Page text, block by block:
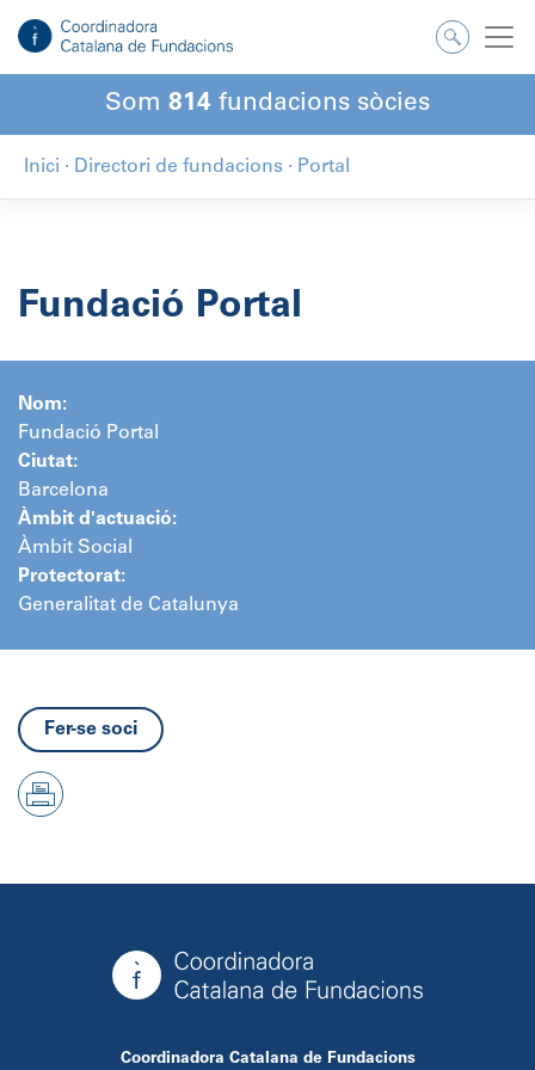
contingut
Som 814 fundacions sòcies
Inici · Directori de fundacions · Portal
Fundació Portal
Nom:
Fundació Portal
Ciutat:
Barcelona
Àmbit d'actuació:
Àmbit Social
Protectorat:
Generalitat de Catalunya
Fer-se soci
Coordinadora Catalana de Fundacions